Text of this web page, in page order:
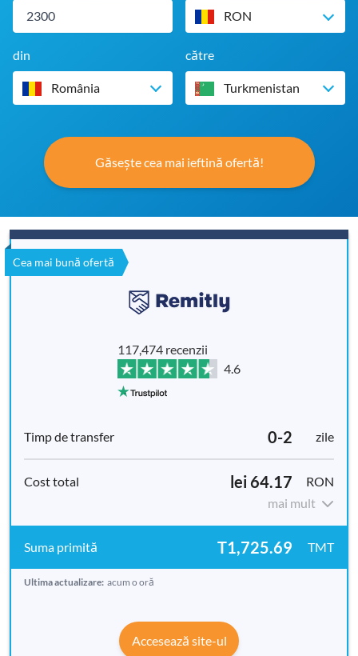
RON
din
România
către
Turkmenistan
Găsește cea mai ieftină ofertă!
Cea mai bună ofertă
117,474 recenzii
4.6
0-2 zile
lei 64.17
RON
mai mult
T1,725.69 TMT
Ultima actualizare: acum o oră
Accesează site-ul